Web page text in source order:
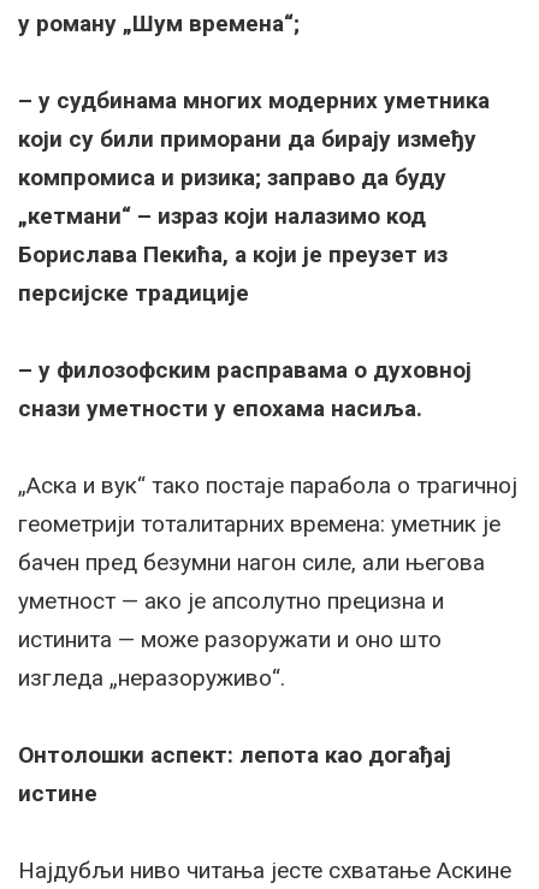
у роману „Шум времена“;
– у судбинама многих модерних уметника
који су били приморани да бирају између
компромиса и ризика; заправо да буду
„кетмани“ – израз који налазимо код
Борислава Пекића, а који је преузет из
персијске традиције
– у филозофским расправама о духовној
снази уметности у епохама насиља.
„Аска и вук“ тако постаје парабола о трагичној
геометрији тоталитарних времена: уметник је
бачeн пред безумни нагон силе, али његова
уметност — ако је апсолутно прецизна и
истинита — може разоружати и оно што
изгледа „неразоруживо“.
Онтолошки аспект: лепота као догађај
истине
Најдубљи ниво читања јесте схватање Аскине